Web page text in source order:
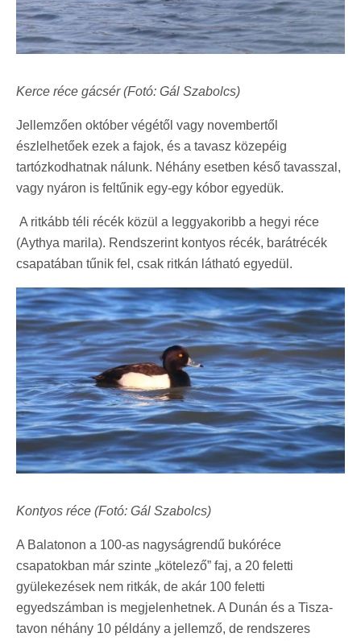
Kerce réce gácsér (Fotó: Gál Szabolcs)
Jellemzően október végétől vagy novembertől
észlelhetőek ezek a fajok, és a tavasz közepéig
tartózkodhatnak nálunk. Néhány esetben késő tavasszal,
vagy nyáron is feltűnik egy-egy kóbor egyedük.
A ritkább téli récék közül a leggyakoribb a hegyi réce
(Aythya marila). Rendszerint kontyos récék, barátrécék
csapatában tűnik fel, csak ritkán látható egyedül.
Kontyos réce (Fotó: Gál Szabolcs)
A Balatonon a 100-as nagyságrendű bukóréce
csapatokban már szinte „kötelező” faj, a 20 feletti
gyülekezések nem ritkák, de akár 100 feletti
egyedszámban is megjelenhetnek. A Dunán és a Tisza-
tavon néhány 10 példány a jellemző, de rendszeres